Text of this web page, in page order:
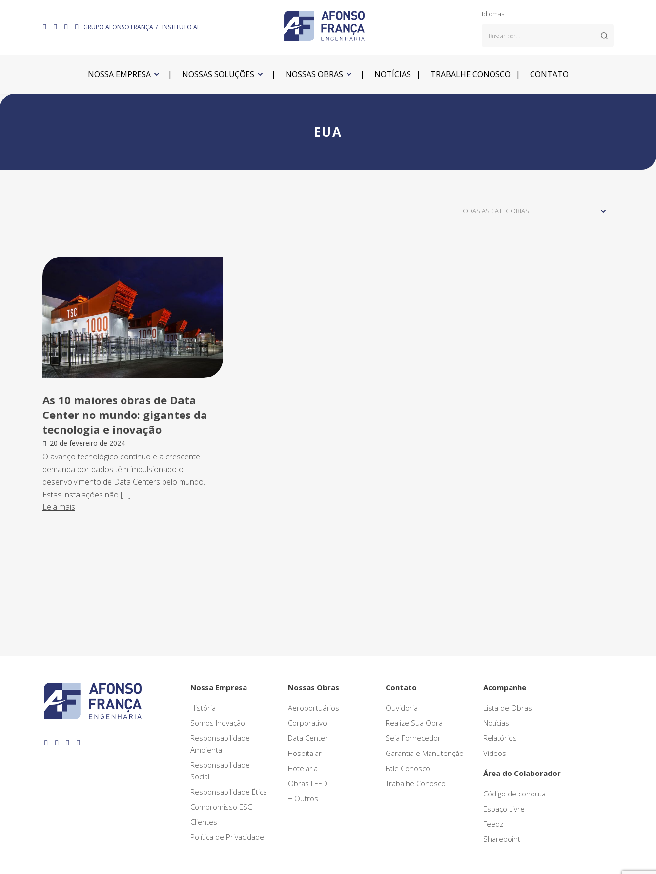
GRUPO AFONSO FRANÇA INSTITUTO AF
Idiomas:
NOSSA EMPRESA NOSSAS SOLUÇÕES NOSSAS OBRAS NOTÍCIAS TRABALHE CONOSCO CONTATO
EUA
As 10 maiores obras de Data
Center no mundo: gigantes da
tecnologia e inovação
20 de fevereiro de 2024
O avanço tecnológico contínuo e a crescente
demanda por dados têm impulsionado o
desenvolvimento de Data Centers pelo mundo.
Estas instalações não […]
Leia mais
Nossa Empresa
História
Somos Inovação
Responsabilidade
Ambiental
Responsabilidade
Social
Responsabilidade Ética
Compromisso ESG
Clientes
Política de Privacidade
Nossas Obras
Aeroportuários
Corporativo
Data Center
Hospitalar
Hotelaria
Obras LEED
+ Outros
Contato
Ouvidoria
Realize Sua Obra
Seja Fornecedor
Garantia e Manutenção
Fale Conosco
Trabalhe Conosco
Acompanhe
Lista de Obras
Notícias
Relatórios
Vídeos
Área do Colaborador
Código de conduta
Espaço Livre
Feedz
Sharepoint